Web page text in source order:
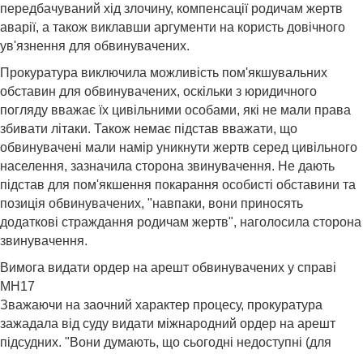
передбачуваний хід злочину, компенсації родичам жертв
аварії, а також виклавши аргументи на користь довічного
ув'язнення для обвинувачених.
Прокуратура виключила можливість пом'якшувальних
обставин для обвинувачених, оскільки з юридичного
погляду вважає їх цивільними особами, які не мали права
збивати літаки. Також немає підстав вважати, що
обвинувачені мали намір уникнути жертв серед цивільного
населення, зазначила сторона звинувачення. Не дають
підстав для пом'якшення покарання особисті обставини та
позиція обвинувачених, "навпаки, вони приносять
додаткові страждання родичам жертв", наголосила сторона
звинувачення.
Вимога видати ордер на арешт обвинувачених у справі
MH17
Зважаючи на заочний характер процесу, прокуратура
зажадала від суду видати міжнародний ордер на арешт
підсудних. "Вони думають, що сьогодні недоступні (для